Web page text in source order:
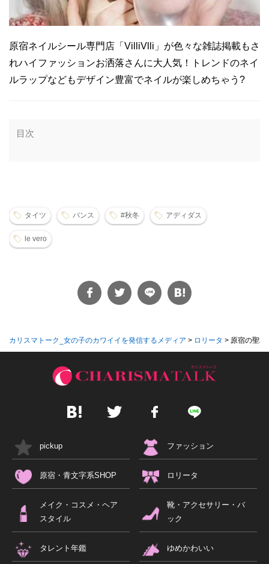
原宿ネイルシール専門店「VilliVlli」が色々な雑誌掲載もさ
れハイファッションお洒落さんに大人気！トレンドのネイ
ルラップなどもデザイン豊富でネイルが楽しめちゃう?
目次
タイツ バンス #秋冬 アディダス
le vero
カリスマトーク_女の子のカワイイを発信するメディア > ロリータ > 原宿の聖地
pickup ファッション
原宿・青文字系SHOP ロリータ
メイク・コスメ・ヘア
スタイル
靴・アクセサリー・バ
ック
タレント年鑑 ゆめかわいい